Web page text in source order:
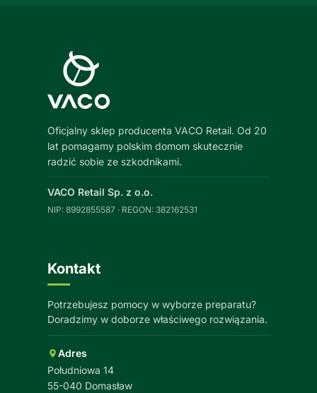
Oficjalny sklep producenta VACO Retail. Od 20
lat pomagamy polskim domom skutecznie
radzić sobie ze szkodnikami.
VACO Retail Sp. z o.o.
NIP: 8992855587 · REGON: 382162531
Kontakt
Potrzebujesz pomocy w wyborze preparatu?
Doradzimy w doborze właściwego rozwiązania.
Adres
Południowa 14
55-040 Domasław